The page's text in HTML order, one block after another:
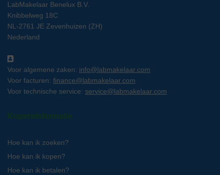
LabMakelaar Benelux B.V.
Knibbelweg 18C
NL-2761 JE Zevenhuizen (ZH)
Nederland
Voor algemene zaken: info@labmakelaar.com
Voor facturen: finance@labmakelaar.com
Voor technische service: service@labmakelaar.com
Kopersinformatie
Hoe kan ik zoeken?
Hoe kan ik kopen?
Hoe kan ik betalen?